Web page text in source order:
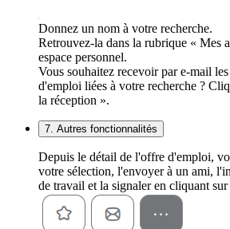
Donnez un nom à votre recherche.
Retrouvez-la dans la rubrique « Mes
espace personnel.
Vous souhaitez recevoir par e-mail
d'emploi liées à votre recherche ?
la réception ».
7. Autres fonctionnalités
Depuis le détail de l'offre d'emploi,
votre sélection, l'envoyer à un ami,
de travail et la signaler en cliquant sur